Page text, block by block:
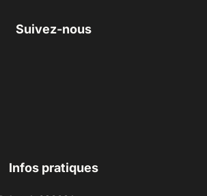
Suivez-nous
Infos pratiques